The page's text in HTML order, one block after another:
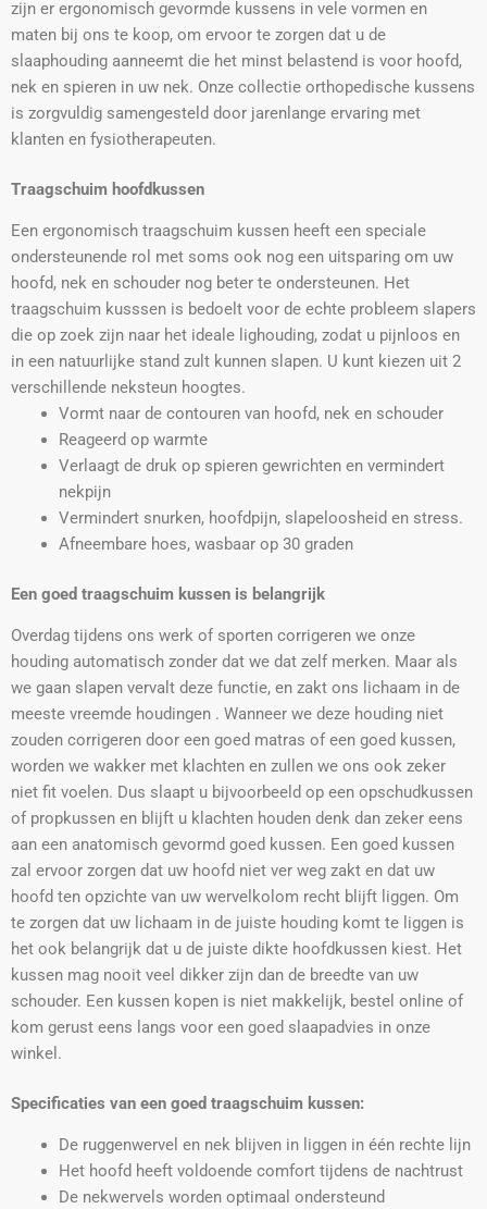
zijn er ergonomisch gevormde kussens in vele vormen en
maten bij ons te koop, om ervoor te zorgen dat u de
slaaphouding aanneemt die het minst belastend is voor hoofd,
nek en spieren in uw nek. Onze collectie orthopedische kussens
is zorgvuldig samengesteld door jarenlange ervaring met
klanten en fysiotherapeuten.
Traagschuim hoofdkussen
Een ergonomisch traagschuim kussen heeft een speciale
ondersteunende rol met soms ook nog een uitsparing om uw
hoofd, nek en schouder nog beter te ondersteunen. Het
traagschuim kusssen is bedoelt voor de echte probleem slapers
die op zoek zijn naar het ideale lighouding, zodat u pijnloos en
in een natuurlijke stand zult kunnen slapen. U kunt kiezen uit 2
verschillende neksteun hoogtes.
Vormt naar de contouren van hoofd, nek en schouder
Reageerd op warmte
Verlaagt de druk op spieren gewrichten en vermindert
nekpijn
Vermindert snurken, hoofdpijn, slapeloosheid en stress.
Afneembare hoes, wasbaar op 30 graden
Een goed traagschuim kussen is belangrijk
Overdag tijdens ons werk of sporten corrigeren we onze
houding automatisch zonder dat we dat zelf merken. Maar als
we gaan slapen vervalt deze functie, en zakt ons lichaam in de
meeste vreemde houdingen . Wanneer we deze houding niet
zouden corrigeren door een goed matras of een goed kussen,
worden we wakker met klachten en zullen we ons ook zeker
niet fit voelen. Dus slaapt u bijvoorbeeld op een opschudkussen
of propkussen en blijft u klachten houden denk dan zeker eens
aan een anatomisch gevormd goed kussen. Een goed kussen
zal ervoor zorgen dat uw hoofd niet ver weg zakt en dat uw
hoofd ten opzichte van uw wervelkolom recht blijft liggen. Om
te zorgen dat uw lichaam in de juiste houding komt te liggen is
het ook belangrijk dat u de juiste dikte hoofdkussen kiest. Het
kussen mag nooit veel dikker zijn dan de breedte van uw
schouder. Een kussen kopen is niet makkelijk, bestel online of
kom gerust eens langs voor een goed slaapadvies in onze
winkel.
Specificaties van een goed traagschuim kussen:
De ruggenwervel en nek blijven in liggen in één rechte lijn
Het hoofd heeft voldoende comfort tijdens de nachtrust
De nekwervels worden optimaal ondersteund